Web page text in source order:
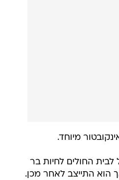
מיוחד.
החולים לחיות בר
הוא התייצב לאחר מכן.